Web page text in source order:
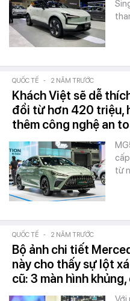
QUỐC TẾ - 2 NĂM TRƯỚC
Khách Việt sẽ dễ
đổi từ hơn 420 triệu,
thêm công nghệ an
từ
QUỐC TẾ - 2 NĂM TRƯỚC
Bộ ảnh chi tiết
này cho thấy sự lột
cũ: 3 màn hình